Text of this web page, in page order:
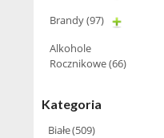
Brandy(97)
Alkohole
Rocznikowe(66)
Pisco(4)
Kategoria
Białe(509)